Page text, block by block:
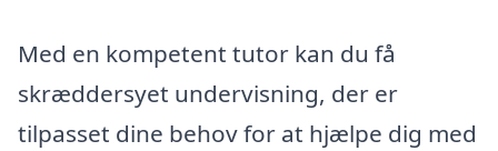
Med en kompetent tutor kan du få
skræddersyet undervisning, der er
tilpasset dine behov for at hjælpe dig med